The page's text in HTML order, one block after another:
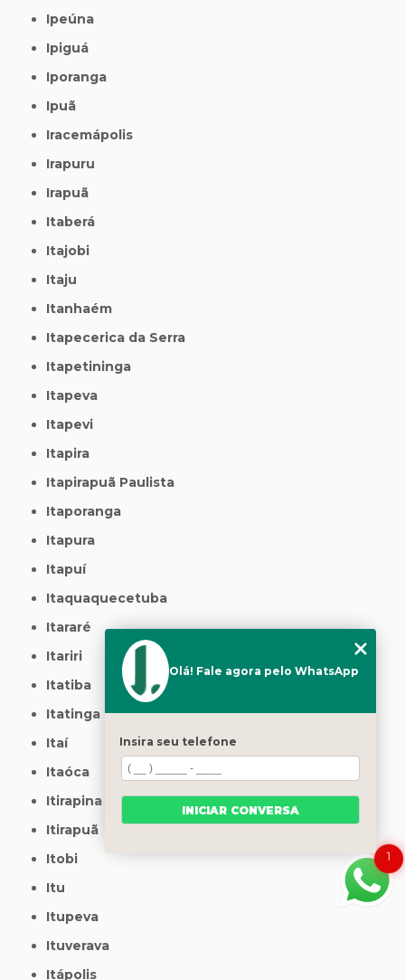
Ipeúna
Ipiguá
Iporanga
Ipuã
Iracemápolis
Irapuru
Irapuã
Itaberá
Itajobi
Itaju
Itanhaém
Itapecerica da Serra
Itapetininga
Itapeva
Itapevi
Itapira
Itapirapuã Paulista
Itaporanga
Itapura
Itapuí
Itaquaquecetuba
Itararé
Itariri
Itatiba
Itatinga
Itaí
Itaóca
Itirapina
Itirapuã
Itobi
Itu
Itupeva
Ituverava
Itápolis
1
Olá! Fale agora pelo WhatsApp
Insira seu telefone
INICIAR CONVERSA